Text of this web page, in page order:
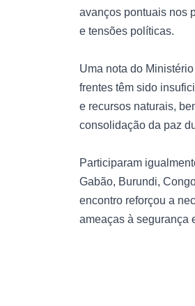
avanços pontuais nos
e tensões políticas.
Uma nota do
frentes têm sido
e recursos naturais,
consolidação da paz
Participaram
Gabão, Burundi,
encontro reforçou a
ameaças à segurança